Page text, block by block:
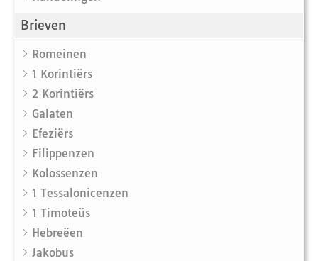
Brieven
Romeinen
1 Korintiërs
2 Korintiërs
Galaten
Efeziërs
Filippenzen
Kolossenzen
1 Tessalonicenzen
1 Timoteüs
Hebreëen
Jakobus